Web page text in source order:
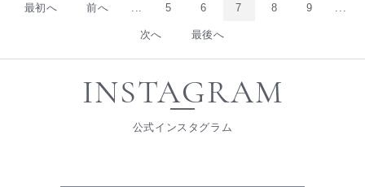
最初へ 前へ 5 6 7 8 9
次へ 最後へ
INSTAGRAM
公式インスタグラム